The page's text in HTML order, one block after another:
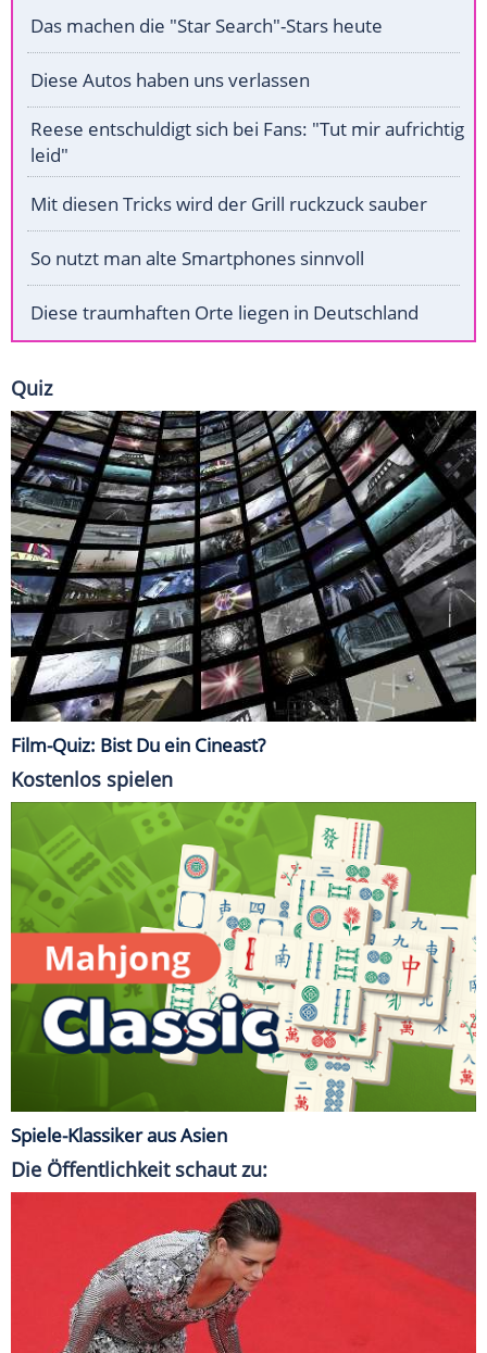
Das machen die "Star Search"-Stars heute
Diese Autos haben uns verlassen
Reese entschuldigt sich bei Fans: "Tut mir aufrichtig
leid"
Mit diesen Tricks wird der Grill ruckzuck sauber
So nutzt man alte Smartphones sinnvoll
Diese traumhaften Orte liegen in Deutschland
Quiz
Film-Quiz: Bist Du ein Cineast?
Kostenlos spielen
Spiele-Klassiker aus Asien
Die Öffentlichkeit schaut zu: